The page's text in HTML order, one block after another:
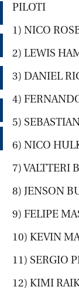
PILOTI
1) NICO
2) LEWIS
3) DANIEL
4)
5)
6) NICO
7) VALTTERI
8) JENSON
9) FELIPE
10) KEVIN
11) SERGIO
12) KIMI